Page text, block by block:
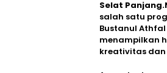
Selat
salah satu
Bustanul
menampilkan
kreativitas dan